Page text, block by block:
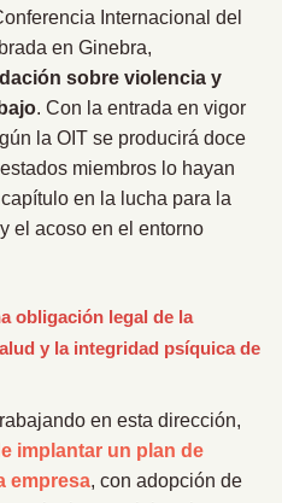
Internacional del
en Ginebra,
sobre violencia y
. Con la entrada en vigor
la OIT se producirá doce
miembros lo hayan
en la lucha para la
el acoso en el entorno
obligación legal de la
y la integridad psíquica de
en esta dirección,
implantar un plan de
empresa, con adopción de